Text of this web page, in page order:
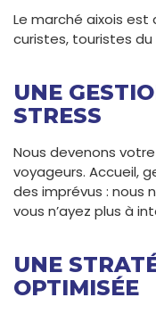
Le marché aixois
curistes, touristes du
UNE
STRESS
Nous devenons
voyageurs. Accueil,
des imprévus : nous
vous n’ayez plus à
UNE
OPTIMISÉE